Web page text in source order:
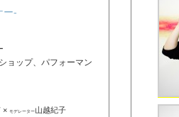
ー-
ョップ、パフォーマン
× モデレーター山越紀子